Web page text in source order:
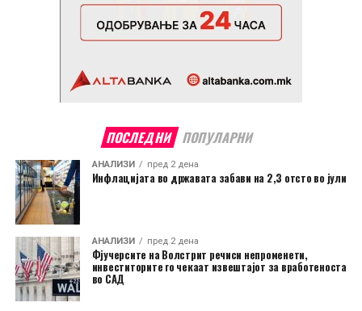
ПОСЛЕДНИ ПОПУЛАРНИ
АНАЛИЗИ пред 2 дена
Инфлацијата во државата забави на 2,3 отсто во јули
АНАЛИЗИ пред 2 дена
Фјучерсите на Волстрит речиси непроменети,
инвеститорите го чекаат извештајот за вработеноста
во САД